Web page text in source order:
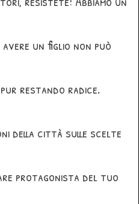
un figlio non può
pur restando radice.
della città sulle scelte
protagonista del tuo